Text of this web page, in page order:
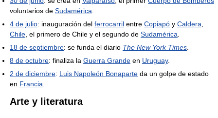
voluntarios de Sudamérica
4 de julio: inauguración del ferrocarril entre Copiapó y Caldera
Chile , el primero de Chile y el segundo de Sudamérica
18 de septiembre: se funda el diario The New York Times
8 de octubre: finaliza la Guerra Grande en Uruguay.
2 de diciembre: Luis Napoleón Bonaparte da un golpe de estado
en Francia
Arte y literatura